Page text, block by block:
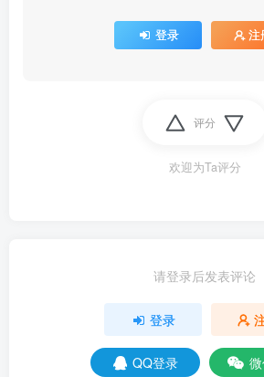
登录 注
评分
欢迎为Ta评分
请登录后发表评论
登录
QQ登录